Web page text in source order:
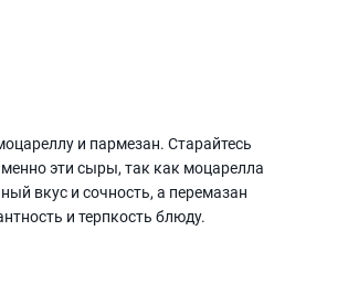
и пармезан. Старайтесь
эти сыры, так как моцарелла
вкус и сочность, а перемазан
и терпкость блюду.